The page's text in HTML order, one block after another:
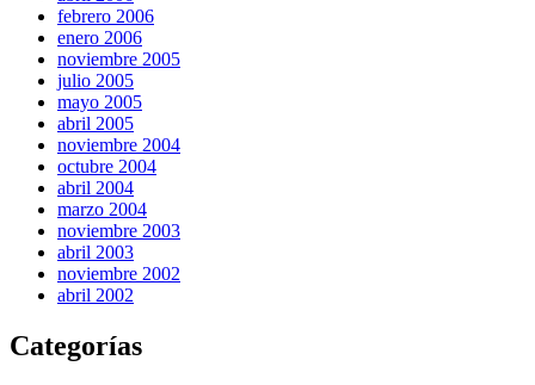
febrero 2006
enero 2006
noviembre 2005
julio 2005
mayo 2005
abril 2005
noviembre 2004
octubre 2004
abril 2004
marzo 2004
noviembre 2003
abril 2003
noviembre 2002
abril 2002
Categorías